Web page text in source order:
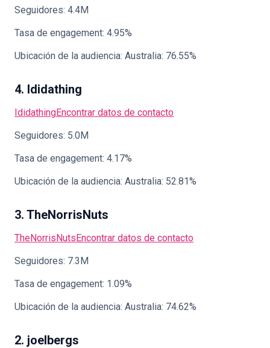
Seguidores: 4.4M
Tasa de engagement: 4.95%
Ubicación de la audiencia: Australia: 76.55%
4. Ididathing
IdidathingEncontrar datos de contacto
Seguidores: 5.0M
Tasa de engagement: 4.17%
Ubicación de la audiencia: Australia: 52.81%
3. TheNorrisNuts
TheNorrisNutsEncontrar datos de contacto
Seguidores: 7.3M
Tasa de engagement: 1.09%
Ubicación de la audiencia: Australia: 74.62%
2. joelbergs